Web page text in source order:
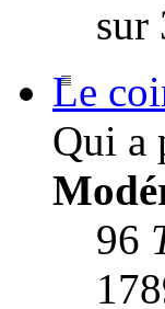
sur
Le
Qui a
96